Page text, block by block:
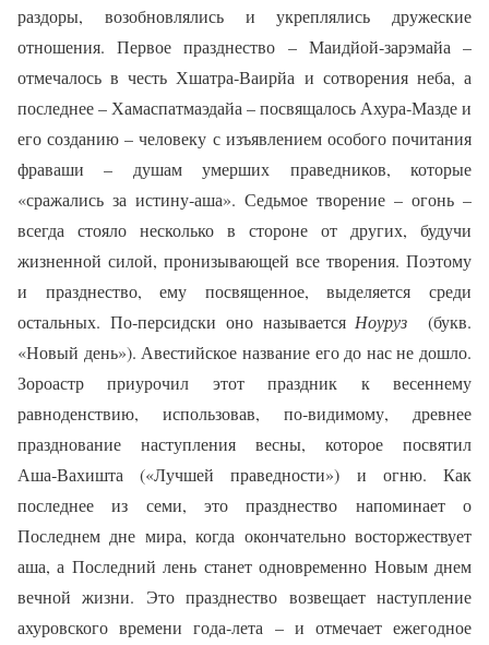
раздоры, возобновлялись и укреплялись дружеские
отношения. Первое празднество – Маидйой‑зарэмайа –
отмечалось в честь Хшатра‑Ваирйа и сотворения неба, а
последнее – Хамаспатмаэдайа – посвящалось Ахура‑Мазде и
его созданию – человеку с изъявлением особого почитания
фраваши – душам умерших праведников, которые
«сражались за истину‑аша». Седьмое творение – огонь –
всегда стояло несколько в стороне от других, будучи
жизненной силой, пронизывающей все творения. Поэтому
и празднество, ему посвященное, выделяется среди
остальных. По‑персидски оно называетсяНоуруз
(букв.
«Новый день»). Авестийское название его до нас не дошло.
Зороастр приурочил этот праздник к весеннему
равноденствию, использовав, по‑видимому, древнее
празднование наступления весны, которое посвятил
Аша‑Вахишта («Лучшей праведности») и огню. Как
последнее из семи, это празднество напоминает о
Последнем дне мира, когда окончательно восторжествует
аша, а Последний лень станет одновременно Новым днем
вечной жизни. Это празднество возвещает наступление
ахуровского времени года‑лета – и отмечает ежегодное